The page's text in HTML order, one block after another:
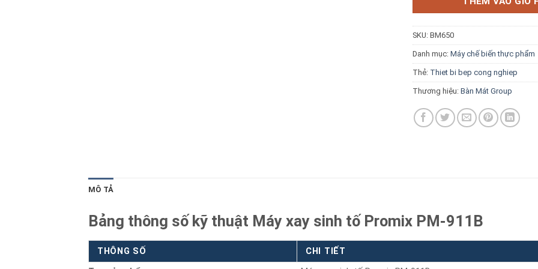
Báo giá miễn phí →
SKU: BM650
Danh mục: Máy chế biến thực phẩm
Thẻ: Thiet bi bep cong nghiep
Thương hiệu: Bàn Mát Group
MÔ TẢ
Bảng thông số kỹ thuật Máy xay sinh tố Promix PM-911B
THÔNG SỐ
CHI TIẾT